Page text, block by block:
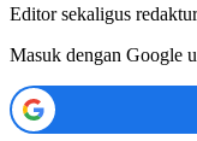
Editor sekaligus
Masuk dengan Google